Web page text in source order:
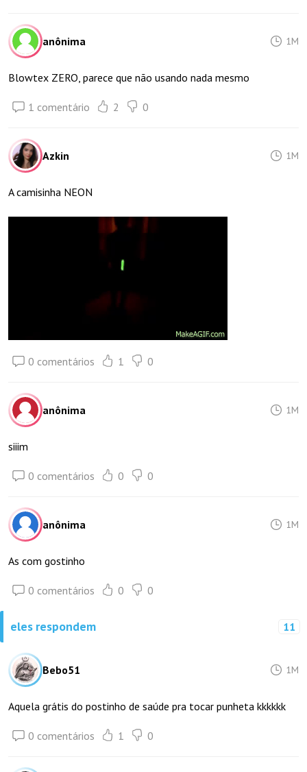
anônima 1M
Blowtex ZERO, parece que não usando nada mesmo
1 comentário 2 0
Azkin 1M
A camisinha NEON
0 comentários 1 0
anônima 1M
siiim
0 comentários 0 0
anônima 1M
As com gostinho
0 comentários 0 0
eles respondem 11
Bebo51 1M
Aquela grátis do postinho de saúde pra tocar punheta kkkkkk
0 comentários 1 0